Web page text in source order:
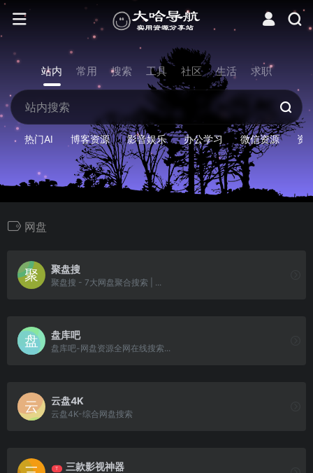
站内 常用 搜索 工具 社区 生活 求职
热门AI 博客资源 影音娱乐 办公学习 微信资源 资
网盘
聚盘搜
聚盘搜 - 7大网盘聚合搜索 | ...
盘库吧
盘库吧-网盘资源全网在线搜索...
云盘4K
云盘4K-综合网盘搜索
T 三款影视神器